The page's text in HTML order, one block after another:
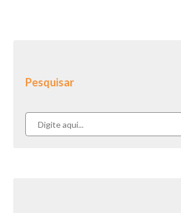
Pesquisar